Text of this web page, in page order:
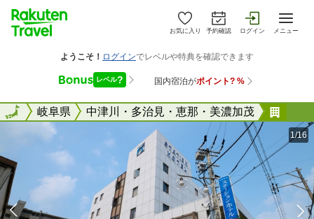
お気に入り 予約確認 ログイン メニュー
全国岐阜県 中津川・多治見・恵那・美濃加茂
全国
1/16